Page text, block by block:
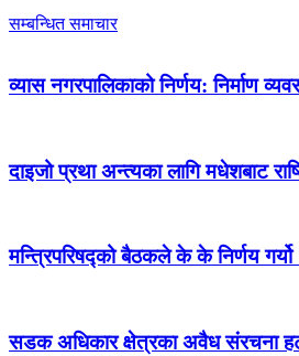
सम्बन्धित समाचार
व्यास नगरपालिकाको निर्णय: निर्माण
दाइजो प्रथा अन्त्यका लागि मधेशबाट
मन्त्रिपरिषद्को बैठकले के के निर्णय गर्यो
सडक अधिकार क्षेत्रका अवैध संरचना